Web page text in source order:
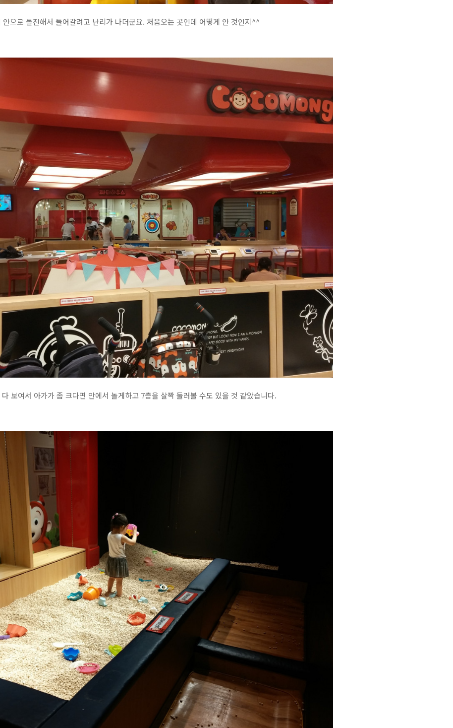
으로 돌진해서 들어갈려고 난리가 나더군요. 처음오는 곳인데 어떻게 안 것인지^^
보여서 아가가 좀 크다면 안에서 놀게하고 7층을 살짝 둘러볼 수도 있을 것 같았습니다.